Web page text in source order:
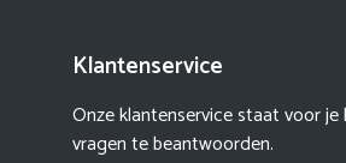
Klantenservice
Onze klantenservice staat voor je
vragen te beantwoorden.